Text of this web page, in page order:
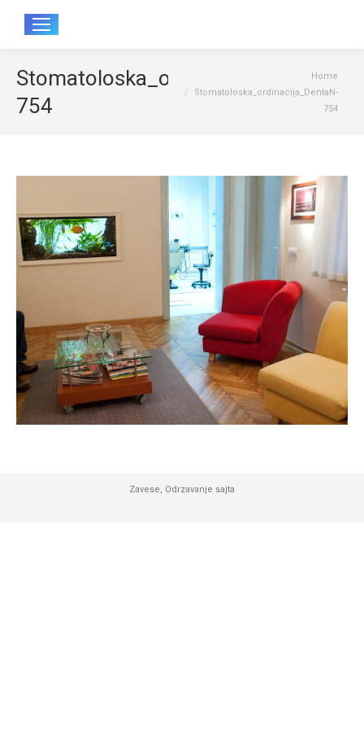
Stomatoloska_ordinacija_DentaN-
754
Home
Stomatoloska_ordinacija_DentaN-
754
Zavese, Odrzavanje sajta